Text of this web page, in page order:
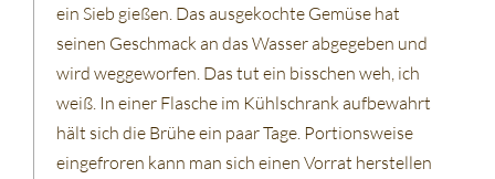
ein Sieb gießen. Das ausgekochte Gemüse hat
seinen Geschmack an das Wasser abgegeben und
wird weggeworfen. Das tut ein bisschen weh, ich
weiß. In einer Flasche im Kühlschrank aufbewahrt
hält sich die Brühe ein paar Tage. Portionsweise
eingefroren kann man sich einen Vorrat herstellen